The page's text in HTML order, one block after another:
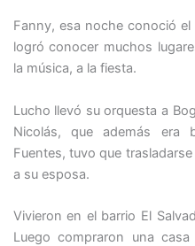
Fanny, esa noche conoció
logró conocer muchos
la música, a la fiesta.
Lucho llevó su orquesta a
Nicolás, que además era
Fuentes, tuvo que
a su esposa.
Vivieron en el barrio El
Luego compraron una